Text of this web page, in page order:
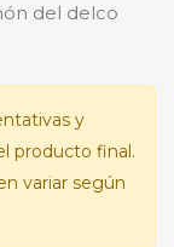
del delco
y
producto final.
variar según